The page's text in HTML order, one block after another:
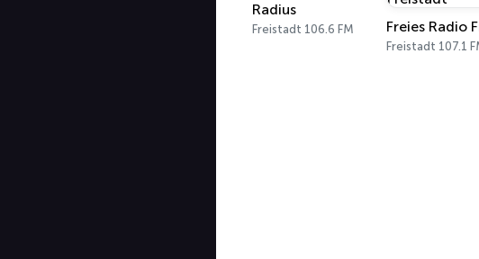
Radius
Freistadt 106.6 FM
Freistadt 107.1